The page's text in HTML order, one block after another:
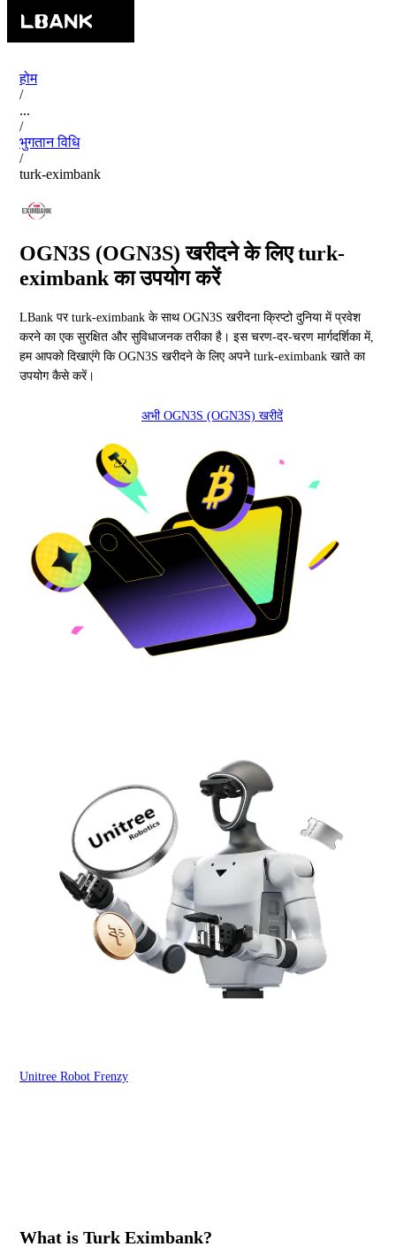
होम
/
...
/
भुगतान विधि
/
turk-eximbank
OGN3S (OGN3S) खरीदने के लिए turk-
eximbank का उपयोग करें
LBank पर turk-eximbank के साथ OGN3S खरीदना क्रिप्टो दुनिया में प्रवेश
करने का एक सुरक्षित और सुविधाजनक तरीका है। इस चरण-दर-चरण मार्गदर्शिका में,
हम आपको दिखाएंगे कि OGN3S खरीदने के लिए अपने turk-eximbank खाते का
उपयोग कैसे करें।
अभी OGN3S (OGN3S) खरीदें
Unitree Robot Frenzy
What is Turk Eximbank?